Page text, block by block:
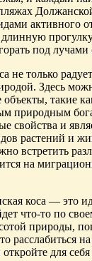
активного
под лучами
не только
Здесь
такие
природным
свойства и
растений и
встретить
на
коса — это
что-то по
природы,
расслабиться
для